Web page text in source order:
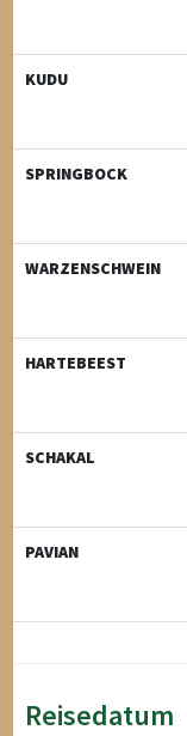
KUDU
SPRINGBOCK
WARZENSCHWEIN
HARTEBEEST
SCHAKAL
PAVIAN
Reisedatum